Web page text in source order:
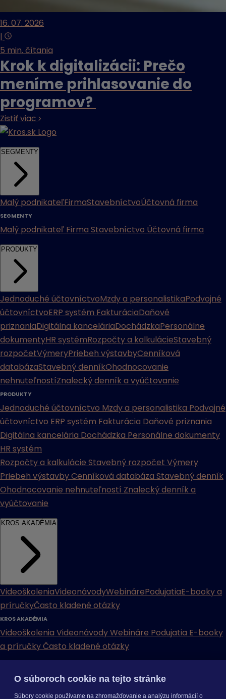
16. 07. 2026
|
5 min. čítania
Krok k digitalizácii: Prečo
meníme prihlasovanie do
programov?
Zistiť viac
SEGMENTY
Malý podnikateľFirmaStavebníctvoÚčtovná firma
SEGMENTY
Malý podnikateľ Firma Stavebníctvo Účtovná firma
PRODUKTY
Jednoduché účtovníctvoMzdy a personalistikaPodvojné
účtovníctvoERP systém FakturáciaDaňové
priznaniaDigitálna kanceláriaDochádzkaPersonálne
dokumentyHR systémRozpočty a kalkulácieStavebný
rozpočetVýmeryPriebeh výstavbyCenníková
databázaStavebný denníkOhodnocovanie
nehnuteľnostíZnalecký denník a vyúčtovanie
PRODUKTY
Jednoduché účtovníctvo Mzdy a personalistika Podvojné
účtovníctvo ERP systém Fakturácia Daňové priznania
Digitálna kancelária Dochádzka Personálne dokumenty
HR systém
Rozpočty a kalkulácie Stavebný rozpočet Výmery
Priebeh výstavbyCenníková databáza Stavebný denník
Ohodnocovanie nehnuteľností Znalecký denník a
vyúčtovanie
KROS AKADÉMIA
VideoškoleniaVideonávodyWebinárePodujatiaE-booky a
príručkyČasto kladené otázky
KROS AKADÉMIA
Videoškolenia VideonávodyWebináre Podujatia E-booky
a príručkyČasto kladené otázky
Cenníky Odporučte nás Právne dokumenty
Odporúčaná
O súboroch cookie na tejto stránke
Súbory cookie používame na zhromažďovanie a analýzu informácií o